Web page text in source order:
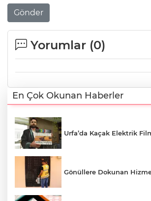
Gönder
Yorumlar (0)
En Çok Okunan Haberler
Urfa’da Kaçak Elektrik
Gönüllere Dokunan